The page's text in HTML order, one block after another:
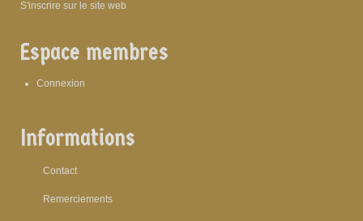
S'inscrire sur le site web
Espace membres
Connexion
Informations
Contact
Remerciements